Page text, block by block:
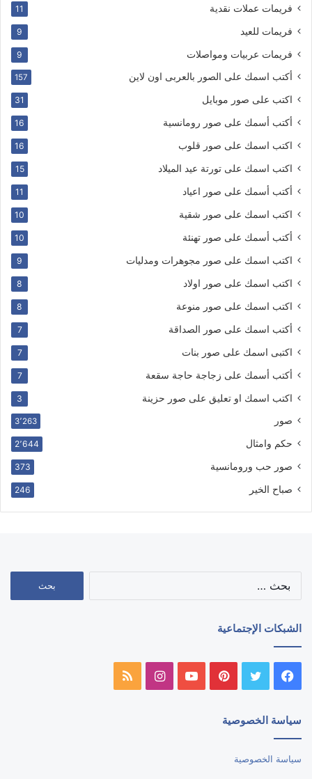
فريمات عملات نقدية 11
فريمات للعيد 9
فريمات عربيات ومواصلات 9
أكتب اسمك على الصور بالعربى اون لاين 157
اكتب على صور موبايل 31
أكتب أسمك على صور رومانسية 16
اكتب اسمك على صور قلوب 16
اكتب اسمك على تورتة عيد الميلاد 15
أكتب أسمك على صور اعياد 11
اكتب اسمك على صور شقية 10
أكتب أسمك على صور تهنئة 10
اكتب اسمك على صور مجوهرات ومدليات 9
اكتب اسمك على صور اولاد 8
اكتب اسمك على صور منوعة 8
أكتب اسمك على صور الصداقة 7
اكتبى اسمك على صور بنات 7
أكتب أسمك على زجاجة حاجة سقعة 7
اكتب اسمك او تعليق على صور حزينة 3
صور 3٬263
حكم وامثال 2٬644
صور حب ورومانسية 373
صباح الخير 246
الشبكات الإجتماعية
فيسبوك تويتر بينتيريستيوتيوبانستقرامملخص
سياسة الخصوصية
سياسة الخصوصية